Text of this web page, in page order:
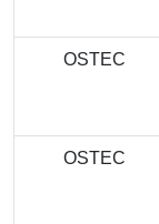
OSTEC
OSTEC